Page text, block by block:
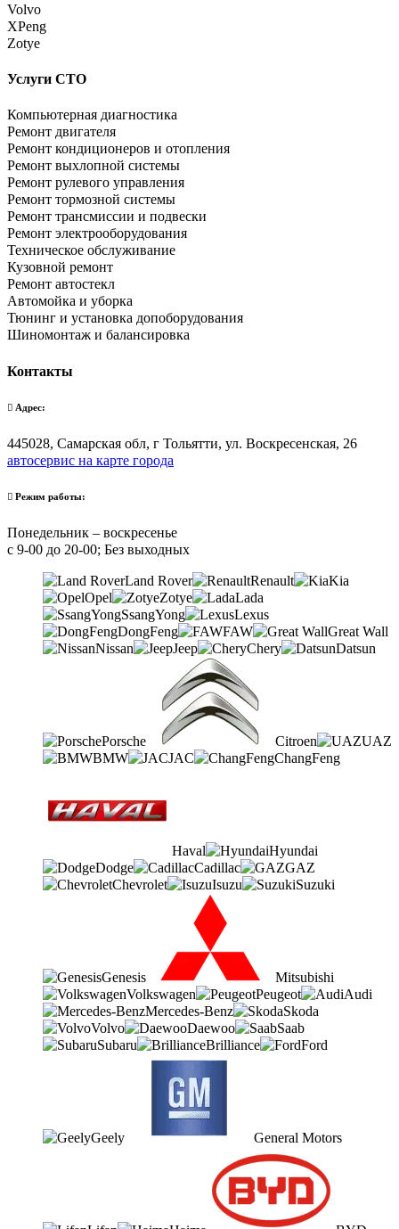
Volvo
XPeng
Zotye
Услуги СТО
Компьютерная диагностика
Ремонт двигателя
Ремонт кондиционеров и отопления
Ремонт выхлопной системы
Ремонт рулевого управления
Ремонт тормозной системы
Ремонт трансмиссии и подвески
Ремонт электрооборудования
Техническое обслуживание
Кузовной ремонт
Ремонт автостекл
Автомойка и уборка
Тюнинг и установка допоборудования
Шиномонтаж и балансировка
Контакты
Адрес:
445028, Самарская обл, г Тольятти, ул. Воскресенская, 26
автосервис на карте города
Режим работы:
Понедельник – воскресенье
с 9-00 до 20-00; Без выходных
Land Rover Renault
Kia
Opel
Zotye
Lada
SsangYong
Lexus
DongFeng
FAW
Great Wall
Nissan
Jeep Chery Datsun
Porsche Citroen
UAZ
BMW
JAC ChangFeng
Haval
Hyundai
Dodge
Cadillac
GAZ
Chevrolet
Isuzu Suzuki
Genesis
Mitsubishi
Volkswagen
Peugeot
Audi
Mercedes-Benz
Skoda
Volvo
Daewoo
Saab
Subaru
Brilliance Ford
Geely General Motors